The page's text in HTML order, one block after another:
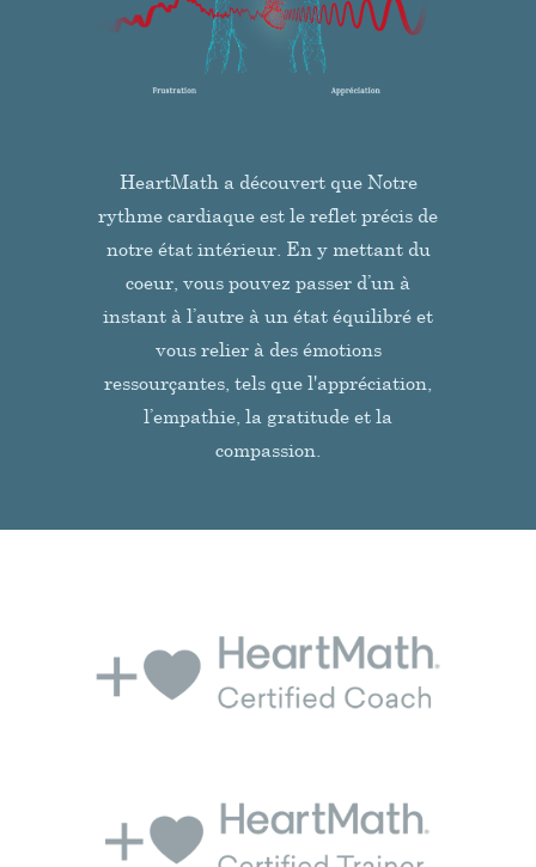
HeartMath a découvert que Notre
rythme cardiaque est le reflet précis de
notre état intérieur. En y mettant du
coeur, vous pouvez passer d’un à
instant à l’autre à un état équilibré et
vous relier à des émotions
ressourçantes, tels que l'appréciation,
l’empathie, la gratitude et la
compassion.